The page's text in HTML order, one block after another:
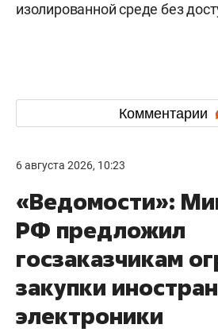
изолированной среде без
Комментарии
6 августа 2026, 10:23
«Ведомости»:
РФ предложил
госзаказчикам
закупки
электроники